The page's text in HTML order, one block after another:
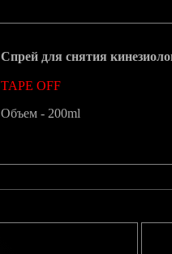
Спрей для снятия
TAPE OFF
Объем - 200ml